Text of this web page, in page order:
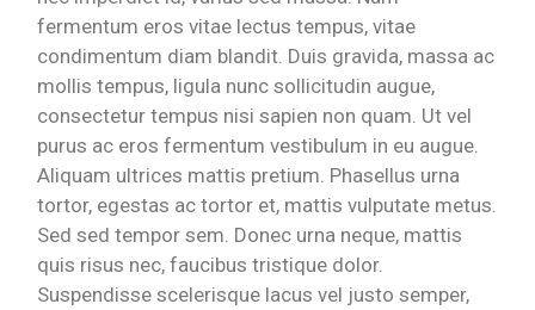
fermentum eros vitae lectus tempus, vitae
condimentum diam blandit. Duis gravida, massa ac
mollis tempus, ligula nunc sollicitudin augue,
consectetur tempus nisi sapien non quam. Ut vel
purus ac eros fermentum vestibulum in eu augue.
Aliquam ultrices mattis pretium. Phasellus urna
tortor, egestas ac tortor et, mattis vulputate metus.
Sed sed tempor sem. Donec urna neque, mattis
quis risus nec, faucibus tristique dolor.
Suspendisse scelerisque lacus vel justo semper,